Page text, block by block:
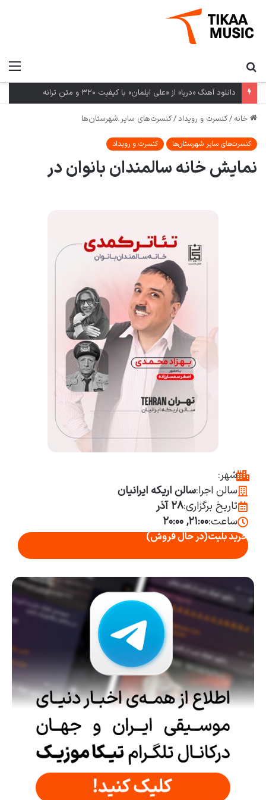
دانلود آهنگ «دریا» از «علی ایلمان» با کیفیت ۳۲۰ و متن ترانه
خانه /کنسرت و رویداد/کنسرت‌های سایر شهرستان‌ها
کنسرت‌های سایر شهرستان‌ها کنسرت و رویداد
نمایش خانه سالمندان بانوان در
شهر:
سالن اجرا:سالن اریکه ایرانیان
تاریخ برگزاری:۲۸ آذر
ساعت:۲۱:۰۰, ۲۰:۰۰
خرید بلیت(در حال فروش)